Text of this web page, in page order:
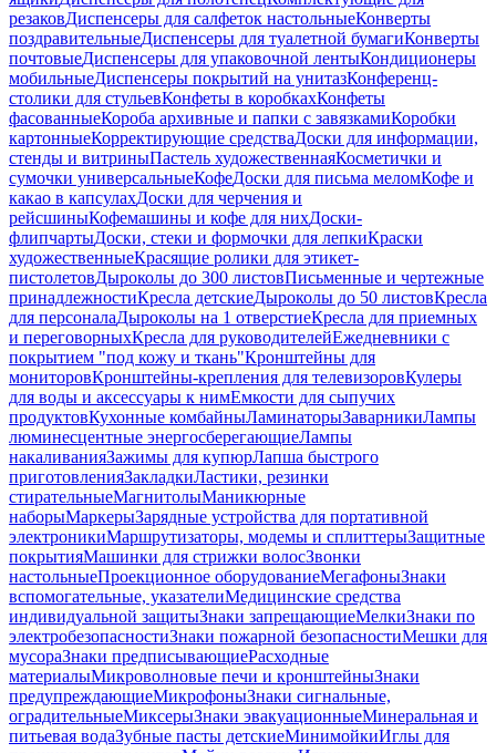
резаковДиспенсеры для салфеток настольныеКонверты
поздравительныеДиспенсеры для туалетной бумагиКонверты
почтовыеДиспенсеры для упаковочной лентыКондиционеры
мобильныеДиспенсеры покрытий на унитазКонференц-
столики для стульевКонфеты в коробкахКонфеты
фасованныеКороба архивные и папки с завязкамиКоробки
картонныеКорректирующие средстваДоски для информации,
стенды и витриныПастель художественнаяКосметички и
сумочки универсальныеКофеДоски для письма меломКофе и
какао в капсулахДоски для черчения и
рейсшиныКофемашины и кофе для нихДоски-
флипчартыДоски, стеки и формочки для лепкиКраски
художественныеКрасящие ролики для этикет-
пистолетовДыроколы до 300 листовПисьменные и чертежные
принадлежностиКресла детскиеДыроколы до 50 листовКресла
для персоналаДыроколы на 1 отверстиеКресла для приемных
и переговорныхКресла для руководителейЕжедневники с
покрытием "под кожу и ткань"Кронштейны для
мониторовКронштейны-крепления для телевизоровКулеры
для воды и аксессуары к нимЕмкости для сыпучих
продуктовКухонные комбайныЛаминаторыЗаварникиЛампы
люминесцентные энергосберегающиеЛампы
накаливанияЗажимы для купюрЛапша быстрого
приготовленияЗакладкиЛастики, резинки
стирательныеМагнитолыМаникюрные
наборыМаркерыЗарядные устройства для портативной
электроникиМаршрутизаторы, модемы и сплиттерыЗащитные
покрытияМашинки для стрижки волосЗвонки
настольныеПроекционное оборудованиеМегафоныЗнаки
вспомогательные, указателиМедицинские средства
индивидуальной защитыЗнаки запрещающиеМелкиЗнаки по
электробезопасностиЗнаки пожарной безопасностиМешки для
мусораЗнаки предписывающиеРасходные
материалыМикроволновые печи и кронштейныЗнаки
предупреждающиеМикрофоныЗнаки сигнальные,
оградительныеМиксерыЗнаки эвакуационныеМинеральная и
питьевая водаЗубные пасты детскиеМинимойкиИглы для